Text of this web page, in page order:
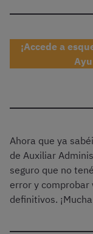
¡Accede a
Ahora que ya
de Auxiliar
seguro que no
error y
definitivos.